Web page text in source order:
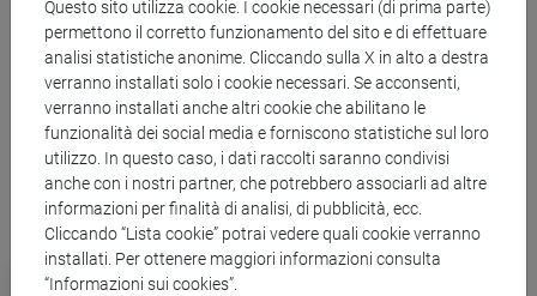
Rappresentanze studentesche negli organi di Ateneo e
del Dipartimento di Scienze Ambientali, Informatica e
Statistica
Docenti, organi e rappresentanze
Questo sito utilizza cookie. I cookie necessari (di prima parte)
permettono il corretto funzionamento del sito e di effettuare
analisi statistiche anonime. Cliccando sulla X in alto a destra
verranno installati solo i cookie necessari. Se acconsenti,
verranno installati anche altri cookie che abilitano le
funzionalità dei social media e forniscono statistiche sul loro
utilizzo. In questo caso, i dati raccolti saranno condivisi
anche con i nostri partner, che potrebbero associarli ad altre
informazioni per finalità di analisi, di pubblicità, ecc.
Cliccando “Lista cookie” potrai vedere quali cookie verranno
installati. Per ottenere maggiori informazioni consulta
“Informazioni sui cookies”.